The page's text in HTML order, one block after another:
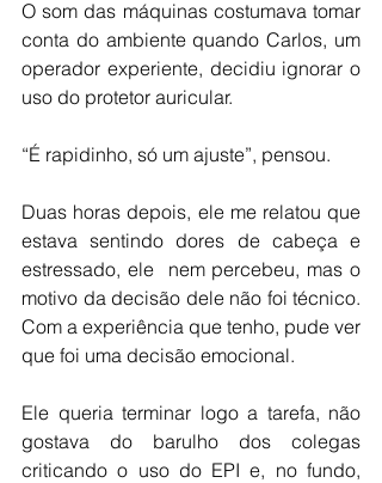
O som das máquinas costumava tomar
conta do ambiente quando Carlos, um
operador experiente, decidiu ignorar o
uso do protetor auricular.
“É rapidinho, só um ajuste”, pensou.
Duas horas depois, ele me relatou que
estava sentindo dores de cabeça e
estressado, ele  nem percebeu, mas o
motivo da decisão dele não foi técnico.
Com a experiência que tenho, pude ver
que foi uma decisão emocional.
Ele queria terminar logo a tarefa, não
gostava do barulho dos colegas
criticando o uso do EPI e, no fundo,